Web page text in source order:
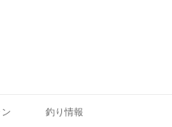
釣り情報